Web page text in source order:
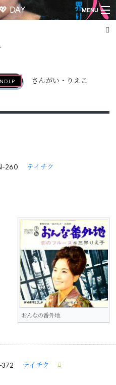
DAY MENU
さんがい・りえこ
260 テイチク
おんなの番外地
テイチク